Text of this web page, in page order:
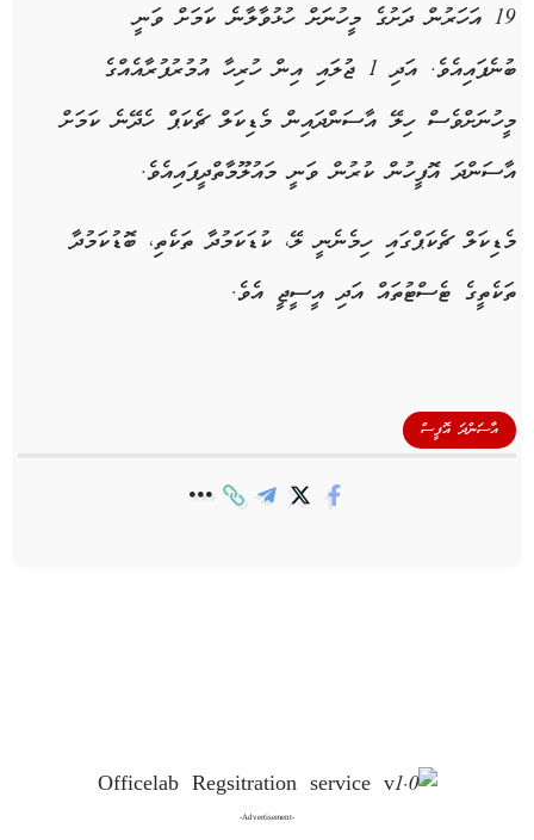
19 އަހަރުން ދަށުގެ މީހުނަށް ހުޅުވާލާނެ ކަމަށް ވަނީ
ބުނެފައިއެވެ. އަދި 1 ޖުލައި އިން ހުރިހާ އުމުރުފުރާއެއްގެ
މީހުނަށްވެސް ހިލޭ އާސަންދައިން މެޑިކަލް ޗެކަޕް ހެދޭނެ ކަމަށް
އާސަންދަ އޮފީހުން ކުރުން ވަނީ މައުލޫމާތްދީފައިއެވެ.
މެޑިކަލް ޗެކަޕްގައި ހިމެނެނީ ލޭ، ކުޑަކަމުދާ ތަކެތި، ބޮޑުކަމުދާ
ތަކެތީގެ ޓެސްޓުތައް އަދި އީސީޖީ އެވެ.
އާސަންދަ އޮފީސް
-Advertisement-